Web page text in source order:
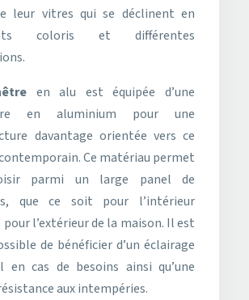
leur vitres qui se déclinent en
coloris et différentes
en alu est équipée d’une
en aluminium pour une
davantage orientée vers ce
Ce matériau permet
parmi un large panel de
que ce soit pour l’intérieur
l’extérieur de la maison. Il est
de bénéficier d’un éclairage
en cas de besoins ainsi qu’une
aux intempéries.